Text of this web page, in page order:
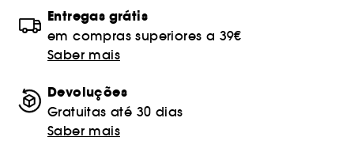
Entregas grátis
em compras superiores a 39€
Saber mais
Devoluções
Gratuitas até 30 dias
Saber mais